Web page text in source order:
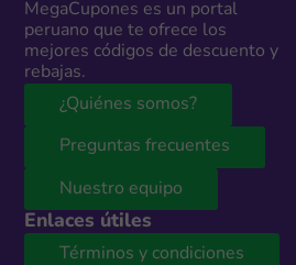
MegaCupones es un portal
peruano que te ofrece los
mejores códigos de descuento y
rebajas.
¿Quiénes somos?
Preguntas frecuentes
Nuestro equipo
Enlaces útiles
Términos y condiciones